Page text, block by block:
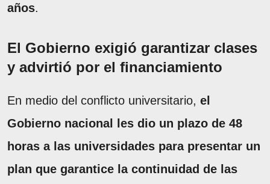
años.
El Gobierno exigió garantizar clases
y advirtió por el financiamiento
En medio del conflicto universitario, el
Gobierno nacional les dio un plazo de 48
horas a las universidades para presentar un
plan que garantice la continuidad de las